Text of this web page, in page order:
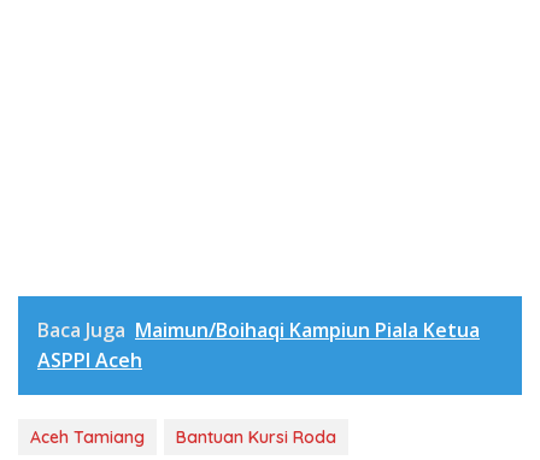
Baca Juga Maimun/Boihaqi Kampiun Piala Ketua
ASPPI Aceh
Aceh Tamiang Bantuan Kursi Roda